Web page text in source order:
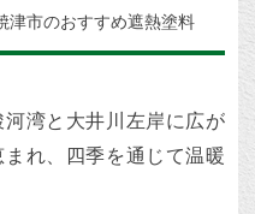
津市のおすすめ遮熱塗料
湾と大井川左岸に広が
れ、四季を通じて温暖